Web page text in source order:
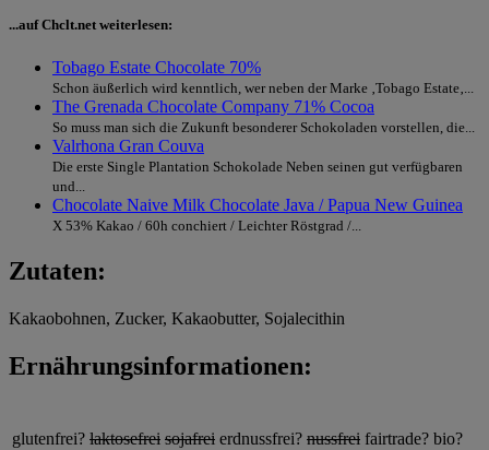
...auf Chclt.net weiterlesen:
Tobago Estate Chocolate 70%
Schon äußerlich wird kenntlich, wer neben der Marke ‚Tobago Estate‚...
The Grenada Chocolate Company 71% Cocoa
So muss man sich die Zukunft besonderer Schokoladen vorstellen, die...
Valrhona Gran Couva
Die erste Single Plantation Schokolade Neben seinen gut verfügbaren
und...
Chocolate Naive Milk Chocolate Java / Papua New Guinea
X 53% Kakao / 60h conchiert / Leichter Röstgrad /...
Zutaten:
Kakaobohnen, Zucker, Kakaobutter, Sojalecithin
Ernährungsinformationen:
glutenfrei? laktosefrei sojafrei erdnussfrei? nussfrei fairtrade? bio?